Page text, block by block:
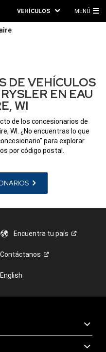
VEHÍCULOS MENÚ
DE VEHÍCULOS
EN EAU
WI
de los concesionarios de
WI. ¿No encuentras lo que
para explorar
por código postal.
Encuentra tupaís
Contáctanos
English